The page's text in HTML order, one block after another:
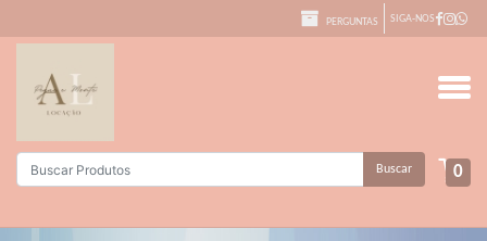
PERGUNTAS SIGA-NOS
Buscar 0